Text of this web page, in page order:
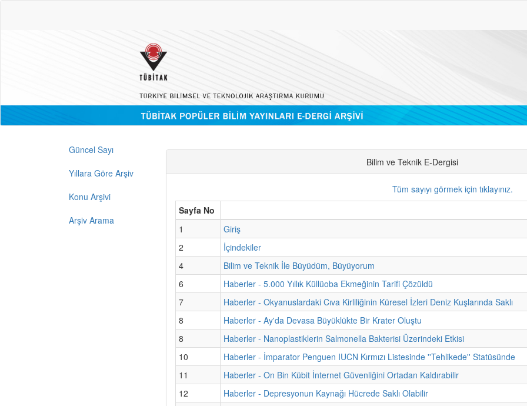
Güncel Sayı
Yıllara Göre Arşiv
Konu Arşivi
Arşiv Arama
Bilim ve Teknik E-Dergisi
Tüm sayıyı görmek için tıklayınız.
Sayfa No
1
Giriş
2
İçindekiler
4
Bilim ve Teknik İle Büyüdüm, Büyüyorum
6
Haberler - 5.000 Yıllık Küllüoba Ekmeğinin Tarifi Çözüldü
7
Haberler - Okyanuslardaki Cıva Kirliliğinin Küresel İzleri Deniz Kuşlarında Saklı
8
Haberler - Ay'da Devasa Büyüklükte Bir Krater Oluştu
8
Haberler - Nanoplastiklerin Salmonella Bakterisi Üzerindeki Etkisi
10
Haberler - İmparator Penguen IUCN Kırmızı Listesinde ''Tehlikede'' Statüsünde
11
Haberler - On Bin Kübit İnternet Güvenliğini Ortadan Kaldırabilir
12
Haberler - Depresyonun Kaynağı Hücrede Saklı Olabilir